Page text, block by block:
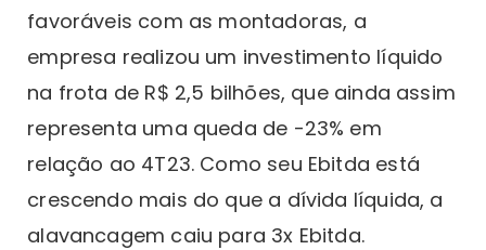
favoráveis com as montadoras, a
empresa realizou um investimento líquido
na frota de R$ 2,5 bilhões, que ainda assim
representa uma queda de -23% em
relação ao 4T23. Como seu Ebitda está
crescendo mais do que a dívida líquida, a
alavancagem caiu para 3x Ebitda.